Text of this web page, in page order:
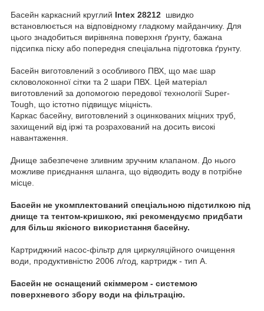
Басейн каркасний круглий Intex 28212 швидко
встановлюється на відповідному гладкому майданчику. Для
цього знадобиться вирівняна поверхня ґрунту, бажана
підсипка піску або попередня спеціальна підготовка ґрунту.
Басейн виготовлений з особливого ПВХ, що має шар
скловолоконної сітки та 2 шари ПВХ. Цей матеріал
виготовлений за допомогою передової технології Super-
Tough, що істотно підвищує міцність.
Каркас басейну, виготовлений з оцинкованих міцних труб,
захищений від іржі та розрахований на досить високі
навантаження.
Днище забезпечене зливним зручним клапаном. До нього
можливе приєднання шланга, що відводить воду в потрібне
місце.
Басейн не укомплектований спеціальною підстилкою під
днище та тентом-кришкою, які рекомендуємо придбати
для більш якісного використання басейну.
Картриджний насос-фільтр для циркуляційного очищення
води, продуктивністю 2006 л/год, картридж - тип A.
Басейн не оснащений скіммером - системою
поверхневого збору води на фільтрацію.